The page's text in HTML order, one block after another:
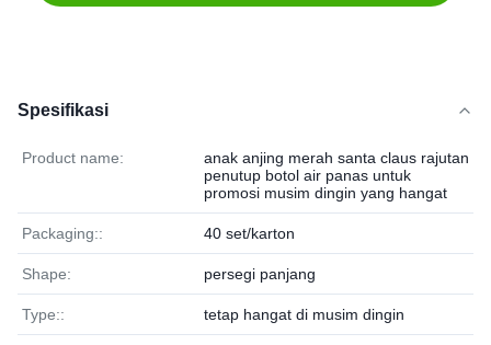
Spesifikasi
Product name:
anak anjing merah santa claus rajutan
penutup botol air panas untuk
promosi musim dingin yang hangat
Packaging:: 40 set/karton
Shape: persegi panjang
Type:: tetap hangat di musim dingin